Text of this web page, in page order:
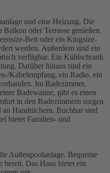
und eine Heizung. Die
oder Terrasse genießen.
Bett oder ein Kingsize-
werden. Außerdem sind ein
verfügbar. Ein Kühlschrank
Darüber hinaus sind ein
Kabelempfang, ein Radio, ein
Im Badezimmer,
Badewanne, gibt es einen
in den Badezimmern sorgen
Handtüchern. Buchbar sind
bietet Familien- und
Außenpoolanlage. Bequeme
bereit. Das Haus bietet ein